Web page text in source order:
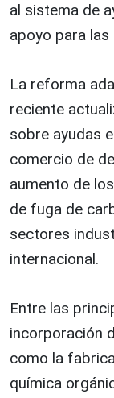
al sistema de
apoyo para
La reforma
reciente
sobre ayudas
comercio de
aumento de
de fuga de
sectores
internacional.
Entre las
incorporación
como la
química